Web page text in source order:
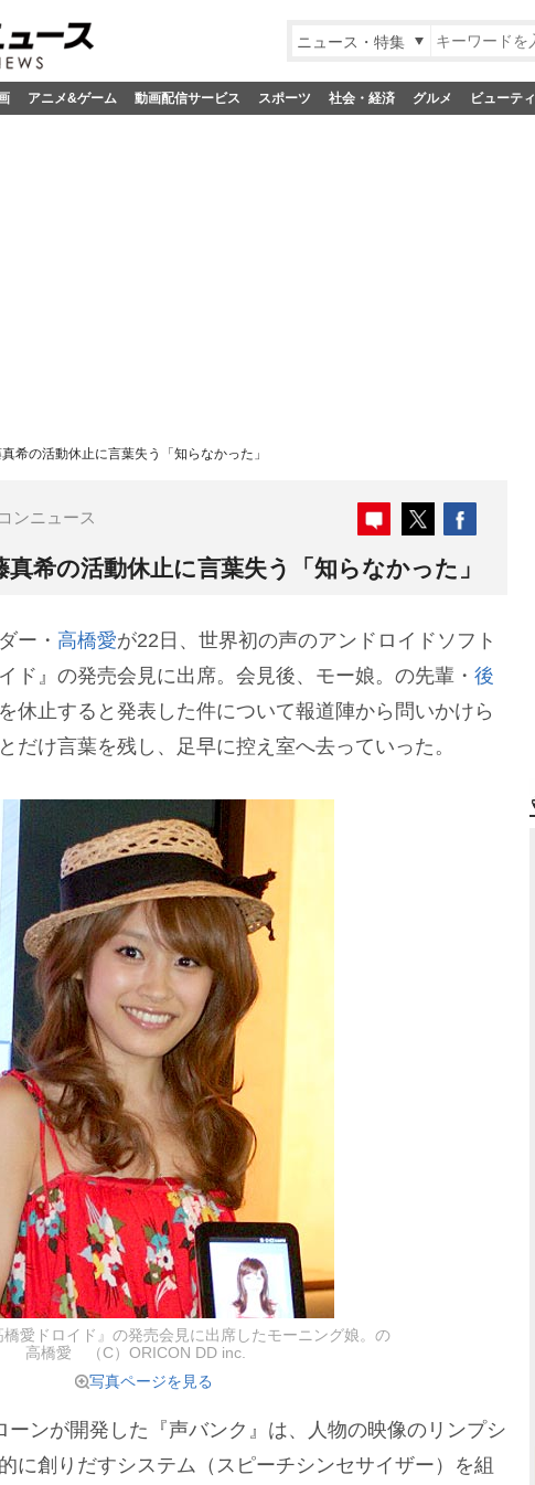
ニュース・特集
アニメ&ゲーム 動画配信サービス スポーツ 社会・経済 グルメ ビューティ
希の活動休止に言葉失う「知らなかった」
ンニュース
希の活動休止に言葉失う「知らなかった」
ー・ 高橋愛が22日、世界初の声のアンドロイドソフト
ド』の発売会見に出席。会見後、モー娘。の先輩・ 後
休止すると発表した件について報道陣から問いかけら
だけ言葉を残し、足早に控え室へ去っていった。
橋愛ドロイド』の発売会見に出席したモーニング娘。の
高橋愛 （C）ORICON DD inc.
写真ページを見る
ンが開発した『声バンク』は、人物の映像のリンプシ
に創りだすシステム（スピーチシンセサイザー）を組